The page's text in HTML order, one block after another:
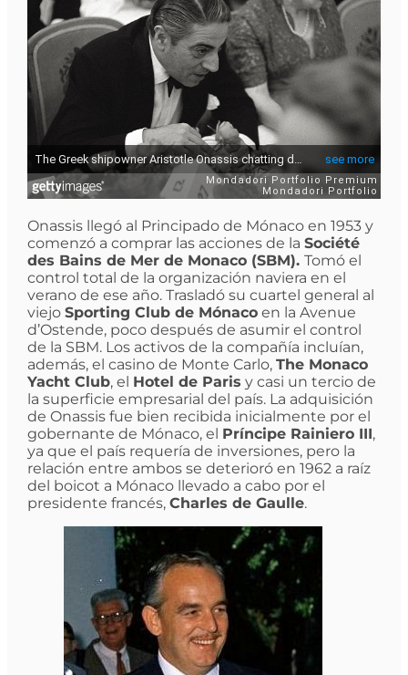
Onassis llegó al Principado de Mónaco en 1953 y
comenzó a comprar las acciones de la Société
des Bains de Mer de Monaco (SBM). Tomó el
control total de la organización naviera en el
verano de ese año. Trasladó su cuartel general al
viejo Sporting Club de Mónacoen la Avenue
d’Ostende, poco después de asumir el control
de la SBM. Los activos de la compañía incluían,
además, el casino de Monte Carlo, The Monaco
Yacht Club, el Hotel de Paris y casi un tercio de
la superficie empresarial del país. La adquisición
de Onassis fue bien recibida inicialmente por el
gobernante de Mónaco, el Príncipe Rainiero III,
ya que el país requería de inversiones, pero la
relación entre ambos se deterioró en 1962 a raíz
del boicot a Mónaco llevado a cabo por el
presidente francés, Charles de Gaulle.